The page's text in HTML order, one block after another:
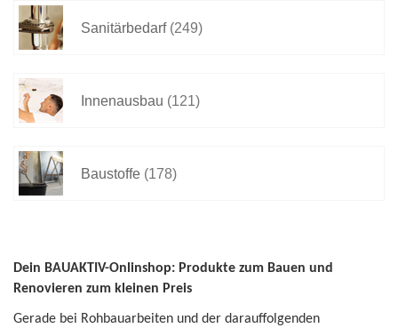
Sanitärbedarf (249)
Innenausbau (121)
Baustoffe (178)
Dein BAUAKTIV-Onlinshop: Produkte zum Bauen und
Renovieren zum kleinen Preis
Gerade bei Rohbauarbeiten und der darauffolgenden